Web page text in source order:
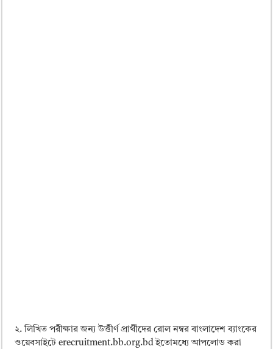
২. লিখিত পরীক্ষার জন্য উত্তীর্ণ প্রার্থীদের রোল নম্বর বাংলাদেশ ব্যাংকের
ওয়েবসাইটে erecruitment.bb.org.bd ইতোমধ্যে আপলোড করা